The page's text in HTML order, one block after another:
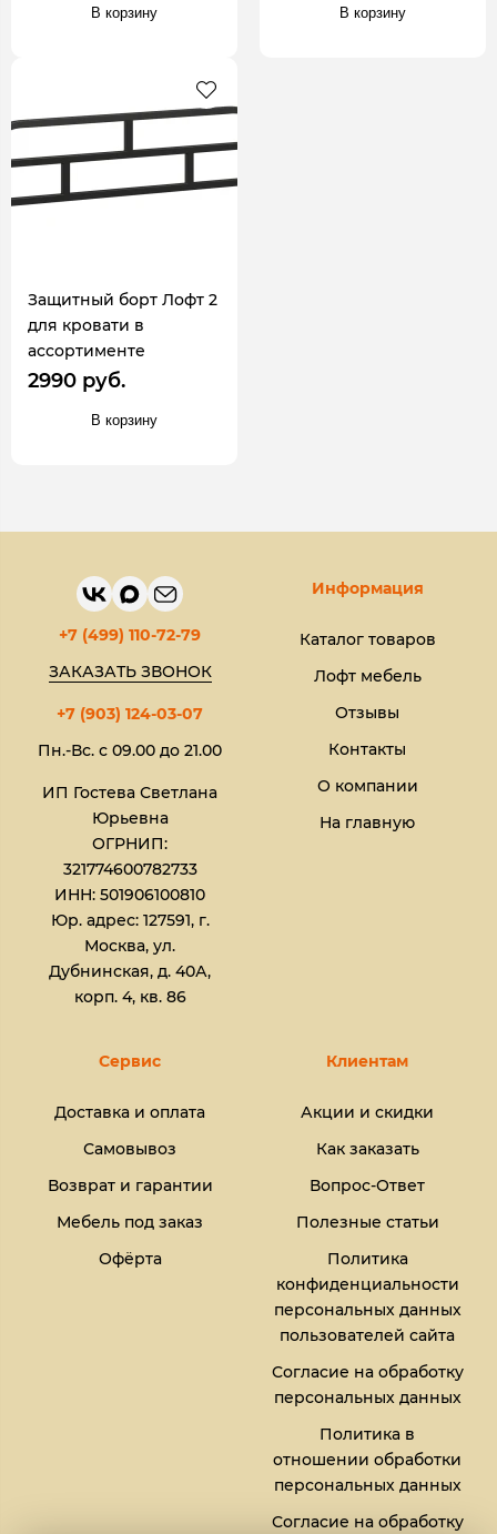
В корзину В корзину
Защитный борт Лофт 2
для кровати в
ассортименте
2990 руб.
В корзину
+7 (499) 110-72-79
ЗАКАЗАТЬ ЗВОНОК
+7 (903) 124-03-07
Пн.-Вс. с 09.00 до 21.00
ИП Гостева Светлана
Юрьевна​
ОГРНИП:
321774600782733
ИНН: 501906100810
Юр. адрес: 127591, г.
Москва, ул.
Дубнинская, д. 40А,
корп. 4, кв. 86
Информация
Каталог товаров
Лофт мебель
Отзывы
Контакты
О компании
На главную
Сервис
Доставка и оплата
Самовывоз
Возврат и гарантии
Мебель под заказ
Офёрта
Клиентам
Акции и скидки
Как заказать
Вопрос-Ответ
Полезные статьи
Политика
конфиденциальности
персональных данных
пользователей сайта
Согласие на обработку
персональных данных
Политика в
отношении обработки
персональных данных
Согласие на обработку